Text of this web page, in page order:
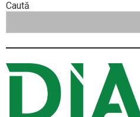
Right
Asides
Caută